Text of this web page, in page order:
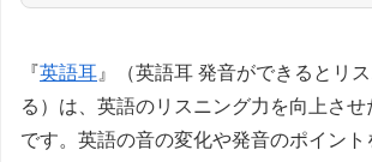
『英語耳 』（英語耳 発音ができるとリ
る）は、英語のリスニング力を向上さ
です。英語の音の変化や発音のポイント